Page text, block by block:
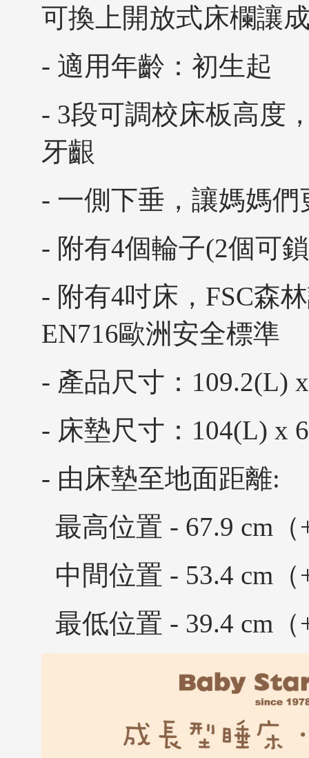
可換上開放式床欄讓
- 適用年齡：初生起
- 3段可調校床板高度
牙齦
- 一側下垂，讓媽媽
- 附有4個輪子(2個可
- 附有4吋床，FSC森
EN716歐洲安全標準
- 產品尺寸：109.2(L)
- 床墊尺寸：104(L) x
- 由床墊至地面距離:
最高位置 - 67.9 cm（
中間位置 - 53.4 cm（
最低位置 - 39.4 cm（